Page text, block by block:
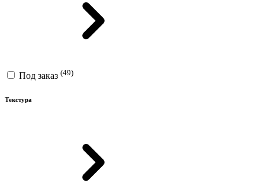
Под заказ (49)
Текстура